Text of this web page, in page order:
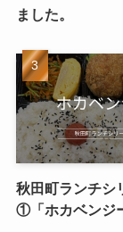
ました。
秋田町ランチシ
①「ホカベンジ